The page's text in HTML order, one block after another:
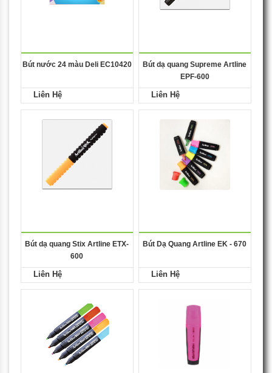
Bút nước 24 màu Deli EC10420
Liên Hệ
Bút dạ quang Supreme Artline
EPF-600
Liên Hệ
Bút dạ quang Stix Artline ETX-
600
Liên Hệ
Bút Dạ Quang Artline EK - 670
Liên Hệ